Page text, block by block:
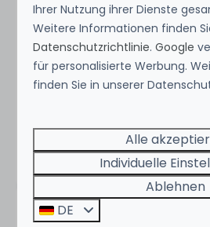
mit vielfältigen Angeboten.
internationale Küche.
Droomvilla Beach Houses
Meerblick
7,8
Ihrer Nutzung ihrer Dienste
Weitere Informationen finden
Datenschutzrichtlinie.Google
für personalisierte Werbung.
finden Sie in unserer
Alle
Individuelle
Ablehnen
DE